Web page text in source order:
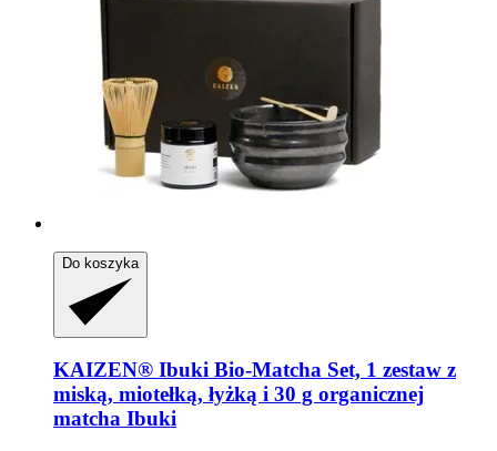
Do koszyka
KAIZEN® Ibuki Bio-​Matcha Set, 1 zestaw z
miską, miotełką, łyżką i 30 g organicznej
matcha Ibuki